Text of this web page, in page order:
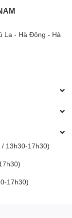
độ bền tại các
đứt gãy khi
thường xuyên
hơn. Người dùng
nhiều thời gian
thi đấu hoặc
La - Hà Đông - Hà
/ 13h30-17h30)
17h30)